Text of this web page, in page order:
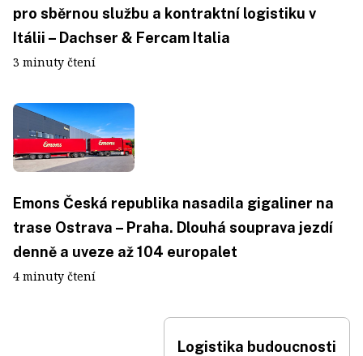
pro sběrnou službu a kontraktní logistiku v
Itálii – Dachser & Fercam Italia
3 minuty čtení
Emons Česká republika nasadila gigaliner na
trase Ostrava – Praha. Dlouhá souprava jezdí
denně a uveze až 104 europalet
4 minuty čtení
Logistika budoucnosti